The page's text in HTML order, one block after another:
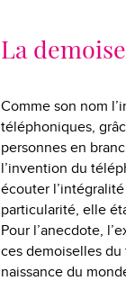
La
Comme son nom
téléphoniques,
personnes en
l’invention du
écouter
particularité, elle
Pour l’anecdote,
ces demoiselles
naissance du